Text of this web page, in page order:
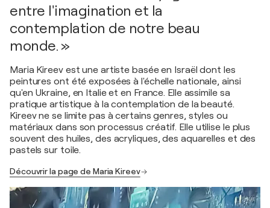
entre l'imagination et la
contemplation de notre beau
monde. »
Maria Kireev est une artiste basée en Israël dont les
peintures ont été exposées à l'échelle nationale, ainsi
qu'en Ukraine, en Italie et en France. Elle assimile sa
pratique artistique à la contemplation de la beauté.
Kireev ne se limite pas à certains genres, styles ou
matériaux dans son processus créatif. Elle utilise le plus
souvent des huiles, des acryliques, des aquarelles et des
pastels sur toile.
Découvrir la page de Maria Kireev